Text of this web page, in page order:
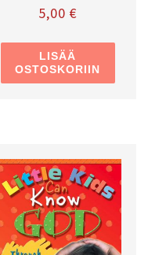
5,00 €
LISÄÄ
OSTOSKORIIN